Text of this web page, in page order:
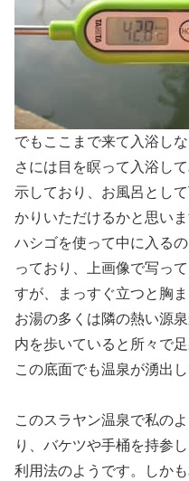
でもここまで来て入浴し
さには目を瞑って入浴し
示しており、お風呂とし
かりいただけるかと思い
ハシゴを使って中に入る
っており、上画像で写っ
すが、まっすぐ立つと胸
お湯の多くは隣の熱い源
内を歩いていると所々で
この底面でも温泉が湧出
このスラヤン温泉で私の
り、バケツや手桶を持参
利用法のようです。しか